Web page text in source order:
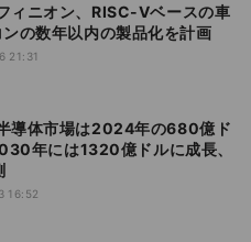
の数年以内の製品化を計画
21:31
年には1320億ドルに成長、
16:52